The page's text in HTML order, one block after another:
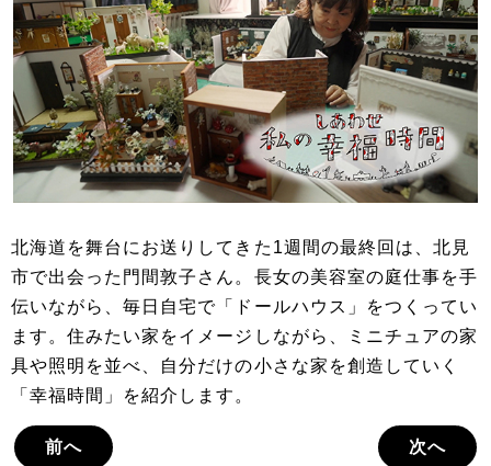
北海道を舞台にお送りしてきた1週間の最終回は、北見
市で出会った門間敦子さん。長女の美容室の庭仕事を手
伝いながら、毎日自宅で「ドールハウス」をつくってい
ます。住みたい家をイメージしながら、ミニチュアの家
具や照明を並べ、自分だけの小さな家を創造していく
「幸福時間」を紹介します。
前へ 次へ